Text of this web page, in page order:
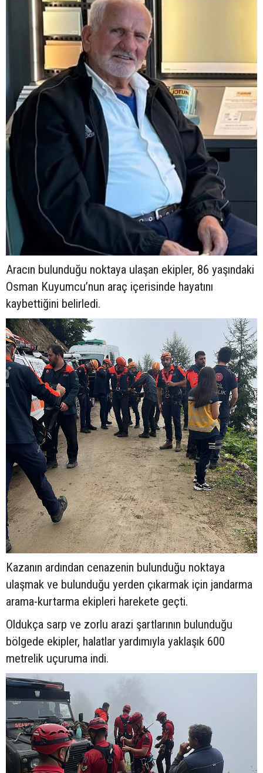
Aracın bulunduğu noktaya ulaşan ekipler, 86 yaşındaki
Osman Kuyumcu’nun araç içerisinde hayatını
kaybettiğini belirledi.
Kazanın ardından cenazenin bulunduğu noktaya
ulaşmak ve bulunduğu yerden çıkarmak için jandarma
arama-kurtarma ekipleri harekete geçti.
Oldukça sarp ve zorlu arazi şartlarının bulunduğu
bölgede ekipler, halatlar yardımıyla yaklaşık 600
metrelik uçuruma indi.